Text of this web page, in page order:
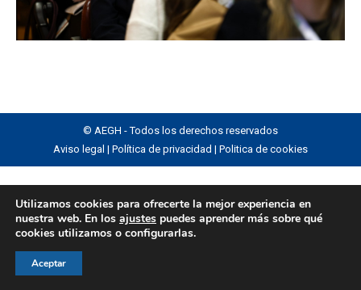
© AEGH - Todos los derechos reservados
Aviso legal | Política de privacidad | Politica de cookies
Utilizamos cookies para ofrecerte la mejor experiencia en
nuestra web. En los ajustes puedes aprender más sobre qué
cookies utilizamos o configurarlas.
Aceptar